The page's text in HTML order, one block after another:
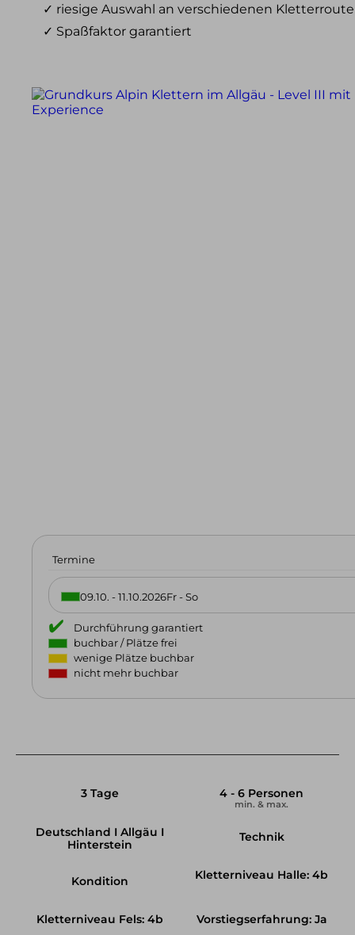
Eisklettern
Eisklettern Tagestouren
✓ riesige Auswahl an verschiedenen
✓ Spaßfaktor garantiert
Termine
09.10. - 11.10.2026Fr - So
Durchführung garantiert
buchbar / Plätze frei
wenige Plätze buchbar
nicht mehr buchbar
3 Tage 4 - 6 Personen
min. & max.
Deutschland I Allgäu I
Hinterstein
Technik
Kondition Kletterniveau Halle: 4b
Kletterniveau Fels: 4b
Vorstiegserfahrung: Ja